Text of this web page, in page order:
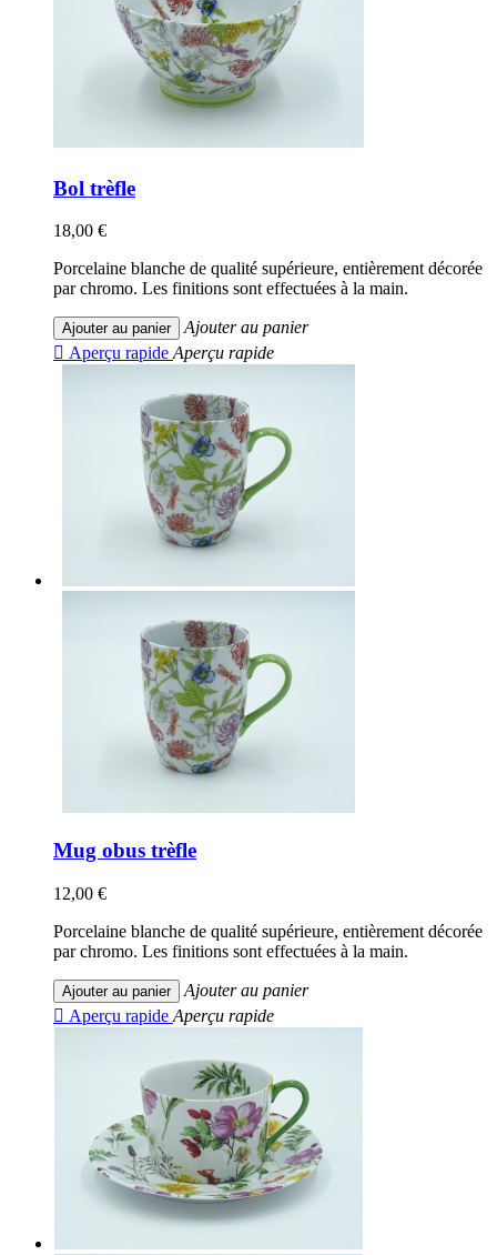
Bol trèfle
18,00 €
Porcelaine blanche de qualité supérieure, entièrement décorée
par chromo. Les finitions sont effectuées à la main.
Ajouter au panier
Ajouter au panier
 Aperçu rapideAperçu rapide
Mug obus trèfle
12,00 €
Porcelaine blanche de qualité supérieure, entièrement décorée
par chromo. Les finitions sont effectuées à la main.
Ajouter au panier
Ajouter au panier
 Aperçu rapide Aperçu rapide